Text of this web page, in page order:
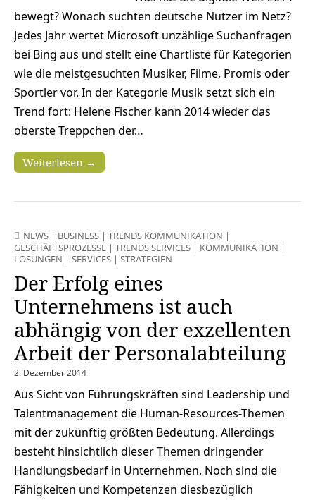
bewegt? Wonach suchten deutsche Nutzer im Netz?
Jedes Jahr wertet Microsoft unzählige Suchanfragen
bei Bing aus und stellt eine Chartliste für Kategorien
wie die meistgesuchten Musiker, Filme, Promis oder
Sportler vor. In der Kategorie Musik setzt sich ein
Trend fort: Helene Fischer kann 2014 wieder das
oberste Treppchen der…
Weiterlesen →
NEWS | BUSINESS | TRENDS KOMMUNIKATION |
GESCHÄFTSPROZESSE | TRENDS SERVICES | KOMMUNIKATION |
LÖSUNGEN | SERVICES | STRATEGIEN
Der Erfolg eines
Unternehmens ist auch
abhängig von der exzellenten
Arbeit der Personalabteilung
2. Dezember 2014
Aus Sicht von Führungskräften sind Leadership und
Talentmanagement die Human-Resources-Themen
mit der zukünftig größten Bedeutung. Allerdings
besteht hinsichtlich dieser Themen dringender
Handlungsbedarf in Unternehmen. Noch sind die
Fähigkeiten und Kompetenzen diesbezüglich